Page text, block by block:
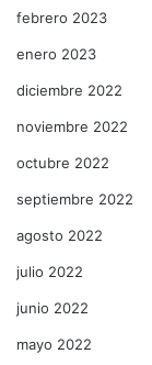
febrero 2023
enero 2023
diciembre 2022
noviembre 2022
octubre 2022
septiembre 2022
agosto 2022
julio 2022
junio 2022
mayo 2022